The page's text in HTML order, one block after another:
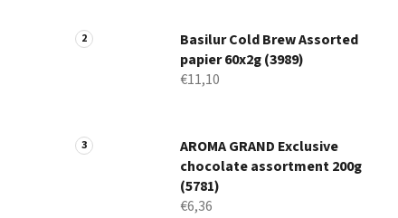
Basilur Cold Brew Assorted
papier 60x2g (3989)
€11,10
AROMA GRAND Exclusive
chocolate assortment 200g
(5781)
€6,36